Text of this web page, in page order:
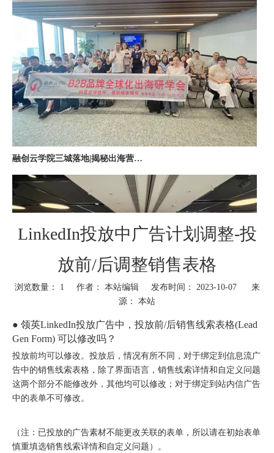
LinkedIn投放中广告计划调整-投
放前/后调整销售表格
浏览数量： 1 作者： 本站编辑 发布时间： 2023-10-07 来
源： 本站
["wechat"]
● 领英LinkedIn投放广告中，投放前/后销售线索表格(Lead
Gen Form) 可以修改吗？
投放前均可以修改。投放后，情况有所不同，对于绑定到信息流广
告中的销售线索表格，除了界面语言，销售线索详情和自定义问题
这两个部分不能修改外，其他均可以修改；对于绑定到站内信广告
中的表单不可修改。
（注：已投放的广告素材不能更改关联的表单，所以请在初始表单
慎重填选销售线索详情和自定义问题）。